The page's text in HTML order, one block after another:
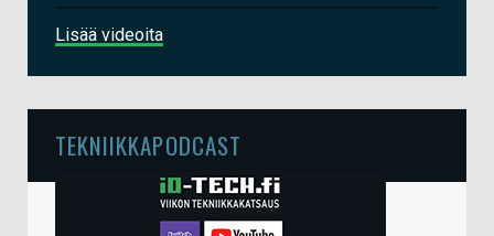
Lisää videoita
TEKNIIKKAPODCAST